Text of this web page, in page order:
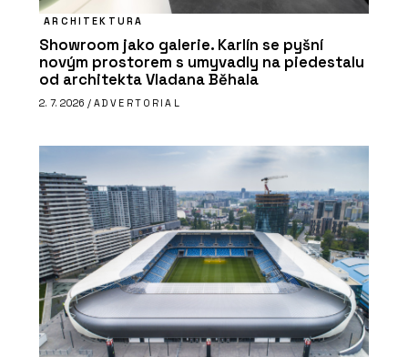
ARCHITEKTURA
Showroom jako galerie. Karlín se pyšní
novým prostorem s umyvadly na piedestalu
od architekta Vladana Běhala
2. 7. 2026 / ADVERTORIAL